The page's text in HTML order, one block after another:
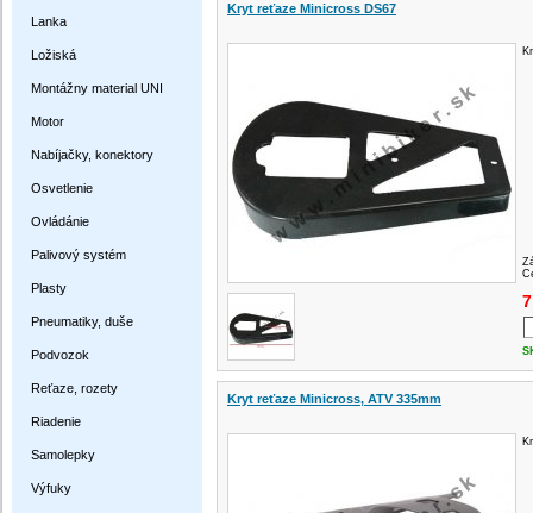
Lanka
Ložiská
Montážny material UNI
Motor
Nabíjačky, konektory
Osvetlenie
Ovládánie
Palivový systém
Plasty
Pneumatiky, duše
Podvozok
Reťaze, rozety
Riadenie
Samolepky
Výfuky
Kryt reťaze Minicross DS67
Kryt reťaze Minicross, ATV 335mm